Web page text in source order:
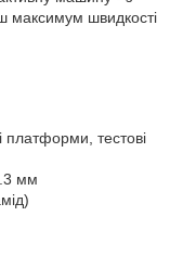
максимум швидкості
платформи, тестові
мм